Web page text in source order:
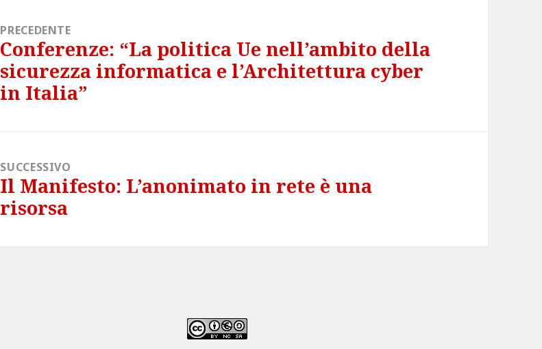
PRECEDENTE
Articolo
precedente:
Conferenze: “La politica Ue nell’ambito della
sicurezza informatica e l’Architettura cyber
in Italia”
SUCCESSIVO
Articolo
successivo:
Il Manifesto: L’anonimato in rete è una
risorsa